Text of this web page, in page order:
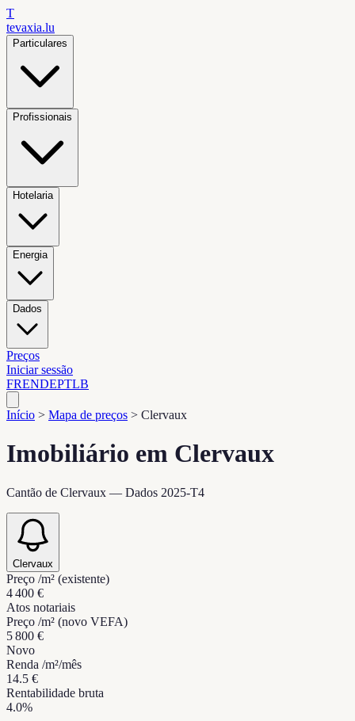
T
tevaxia.lu
Particulares
Profissionais
Hotelaria
Energia
Dados
Preços
Iniciar sessão
FRENDEPTLB
Início > Mapa de preços > Clervaux
Imobiliário em Clervaux
Cantão de Clervaux — Dados 2025-T4
Clervaux
Preço /m² (existente)
4 400 €
Atos notariais
Preço /m² (novo VEFA)
5 800 €
Novo
Renda /m²/mês
14.5 €
Rentabilidade bruta
4.0%